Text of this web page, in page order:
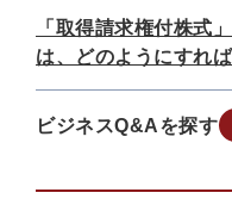
「取得請求権付株式
は、どのようにすれ
ビジネスQ&Aを探す